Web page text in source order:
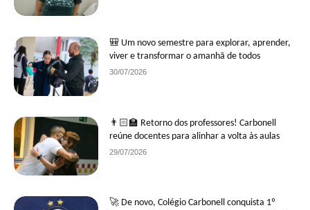
🎒 Um novo semestre para explorar, aprender,
viver e transformar o amanhã de todos
30/07/2026
👨🏻‍🏫 Retorno dos professores! Carbonell
reúne docentes para alinhar a volta às aulas
29/07/2026
🚀 De novo, Colégio Carbonell conquista 1º